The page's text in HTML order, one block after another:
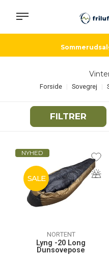
Forside Sovegrej
FILTRER
NYHED
SALE
NORTENT
Lyng -20 Long
Dunsovepose